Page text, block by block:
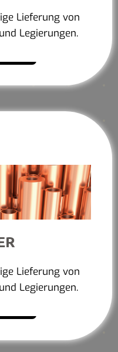
Lieferung von
Legierungen.
Lieferung von
Legierungen.